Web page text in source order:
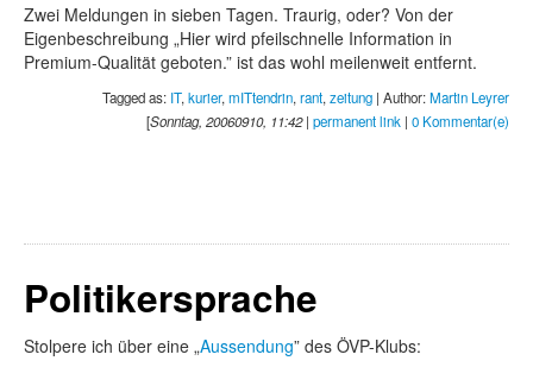
Zwei Meldungen in sieben Tagen. Traurig, oder? Von der
Eigenbeschreibung „Hier wird pfeilschnelle Information in
Premium-Qualität geboten.” ist das wohl meilenweit entfernt.
Tagged as: IT, kurier, mITtendrin, rant, zeitung | Author:Martin Leyrer
[Sonntag, 20060910, 11:42| permanent link | 0 Kommentar(e)
Politikersprache
Stolpere ich über eine „Aussendung” des ÖVP-Klubs: